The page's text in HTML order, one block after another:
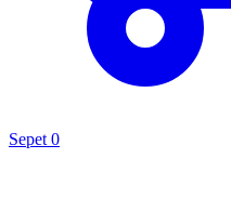
Sepet 0